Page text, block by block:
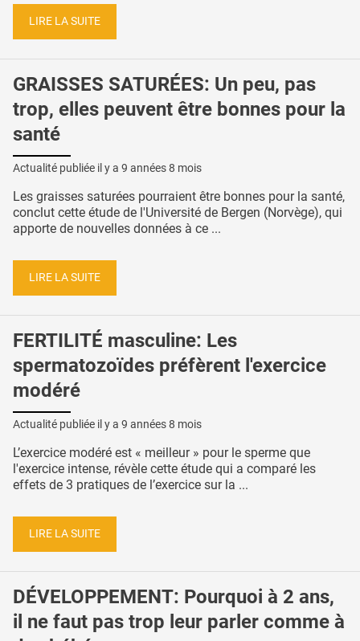
LIRE LA SUITE
GRAISSES SATURÉES: Un peu, pas
trop, elles peuvent être bonnes pour la
santé
Actualité publiée il y a 9 années 8 mois
Les graisses saturées pourraient être bonnes pour la santé,
conclut cette étude de l'Université de Bergen (Norvège), qui
apporte de nouvelles données à ce ...
LIRE LA SUITE
FERTILITÉ masculine: Les
spermatozoïdes préfèrent l'exercice
modéré
Actualité publiée il y a 9 années 8 mois
L’exercice modéré est « meilleur » pour le sperme que
l'exercice intense, révèle cette étude qui a comparé les
effets de 3 pratiques de l’exercice sur la ...
LIRE LA SUITE
DÉVELOPPEMENT: Pourquoi à 2 ans,
il ne faut pas trop leur parler comme à